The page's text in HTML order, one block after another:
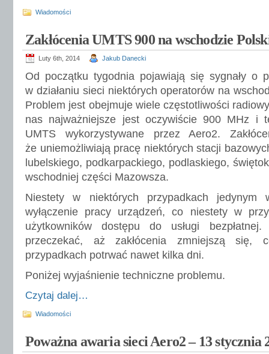
Wiadomości
Zakłócenia UMTS 900 na wschodzie
Luty 6th, 2014 Jakub Danecki
Od początku tygodnia pojawiają się sygnały o
w działaniu sieci niektórych operatorów na
Problem jest obejmuje wiele częstotliwości
nas najważniejsze jest oczywiście 900 MHz i
UMTS wykorzystywane przez Aero2.
że uniemożliwiają pracę niektórych stacji
lubelskiego, podkarpackiego, podlaskiego,
wschodniej części Mazowsza.
Niestety w niektórych przypadkach jedynym
wyłączenie pracy urządzeń, co niestety w
użytkowników dostępu do usługi
przeczekać, aż zakłócenia zmniejszą się,
przypadkach potrwać nawet kilka dni.
Poniżej wyjaśnienie techniczne problemu.
Czytaj dalej…
Wiadomości
Poważna awaria sieci Aero2 – 13 stycznia